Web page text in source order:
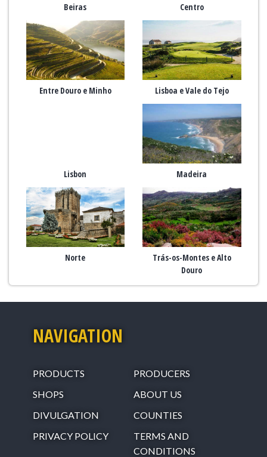
Beiras Centro
Entre Douro e Minho Lisboa e Vale do Tejo
Lisbon Madeira
Norte
Trás-os-Montes e Alto
Douro
NAVIGATION
PRODUCTS
PRODUCERS
SHOPS
ABOUT US
DIVULGATION
COUNTIES
PRIVACY POLICY
TERMS AND
CONDITIONS